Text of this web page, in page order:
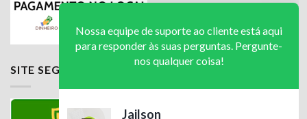
SITE SEGURO
Jailson
Available